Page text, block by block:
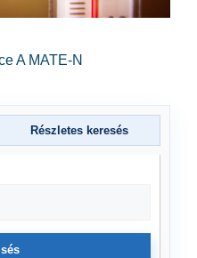
A MATE-N
Részletes keresés